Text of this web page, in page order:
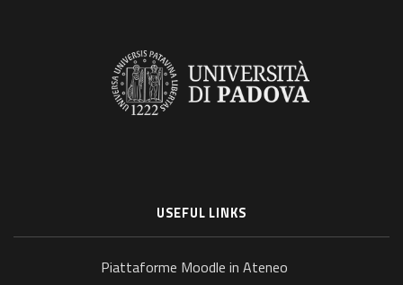
USEFUL LINKS
Piattaforme Moodle in Ateneo